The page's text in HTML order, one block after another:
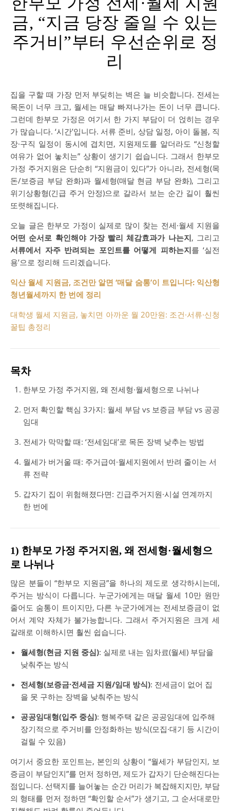
금, “지금 당장 줄일 수 있는
주거비”부터 우선순위로 정
리
집을 구할 때 가장 먼저 부딪히는 벽은 늘 비슷합니다. 전세는
목돈이 너무 크고, 월세는 매달 빠져나가는 돈이 너무 큽니다.
그런데 한부모 가정은 여기서 한 가지 부담이 더 얹히는 경우
가 많습니다. ‘시간’입니다. 서류 준비, 상담 일정, 아이 돌봄, 직
장·구직 일정이 동시에 겹치면, 지원제도를 알더라도 “신청할
여유가 없어 놓치는” 상황이 생기기 쉽습니다. 그래서 한부모
가정 주거지원은 단순히 “지원금이 있다”가 아니라, 전세형(목
돈/보증금 부담 완화)과 월세형(매달 현금 부담 완화), 그리고
위기상황형(긴급 주거 안정)으로 갈라서 보는 순간 길이 훨씬
또렷해집니다.
오늘 글은 한부모 가정이 실제로 많이 찾는 전세·월세 지원을
어떤 순서로 확인해야 가장 빨리 체감효과가 나는지, 그리고
서류에서 자주 반려되는 포인트를 어떻게 피하는지를 ‘실전
용’으로 정리해 드리겠습니다.
익산 월세 지원금, 조건만 알면 ‘매달 숨통’이 트입니다: 익산형
청년월세까지 한 번에 정리
대학생 월세 지원금, 놓치면 아까운 월 20만원: 조건·서류·신청
꿀팁 총정리
목차
한부모 가정 주거지원, 왜 전세형·월세형으로 나뉘나
먼저 확인할 핵심 3가지: 월세 부담 vs 보증금 부담 vs 공공
임대
전세가 막막할 때: ‘전세임대’로 목돈 장벽 낮추는 방법
월세가 버거울 때: 주거급여·월세지원에서 반려 줄이는 서
류 전략
갑자기 집이 위험해졌다면: 긴급주거지원·시설 연계까지
한 번에
1) 한부모 가정 주거지원, 왜 전세형·월세형으
로 나뉘나
많은 분들이 “한부모 지원금”을 하나의 제도로 생각하시는데,
주거는 방식이 다릅니다. 누군가에게는 매달 월세 10만 원만
줄어도 숨통이 트이지만, 다른 누군가에게는 전세보증금이 없
어서 계약 자체가 불가능합니다. 그래서 주거지원은 크게 세
갈래로 이해하시면 훨씬 쉽습니다.
월세형(현금 지원 중심): 실제로 내는 임차료(월세) 부담을
낮춰주는 방식
전세형(보증금·전세금 지원/임대 방식): 전세금이 없어 집
을 못 구하는 장벽을 낮춰주는 방식
공공임대형(입주 중심): 행복주택 같은 공공임대에 입주해
장기적으로 주거비를 안정화하는 방식(모집·대기 등 시간이
걸릴 수 있음)
여기서 중요한 포인트는, 본인의 상황이 “월세가 부담인지, 보
증금이 부담인지”를 먼저 정하면, 제도가 갑자기 단순해진다는
점입니다. 선택지를 늘어놓는 순간 머리가 복잡해지지만, 부담
의 형태를 먼저 정하면 “확인할 순서”가 생기고, 그 순서대로만